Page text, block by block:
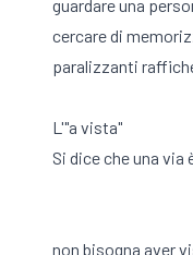
guardare una
cercare di
paralizzanti
L'"a vista"
Si dice che una
non bisogna aver